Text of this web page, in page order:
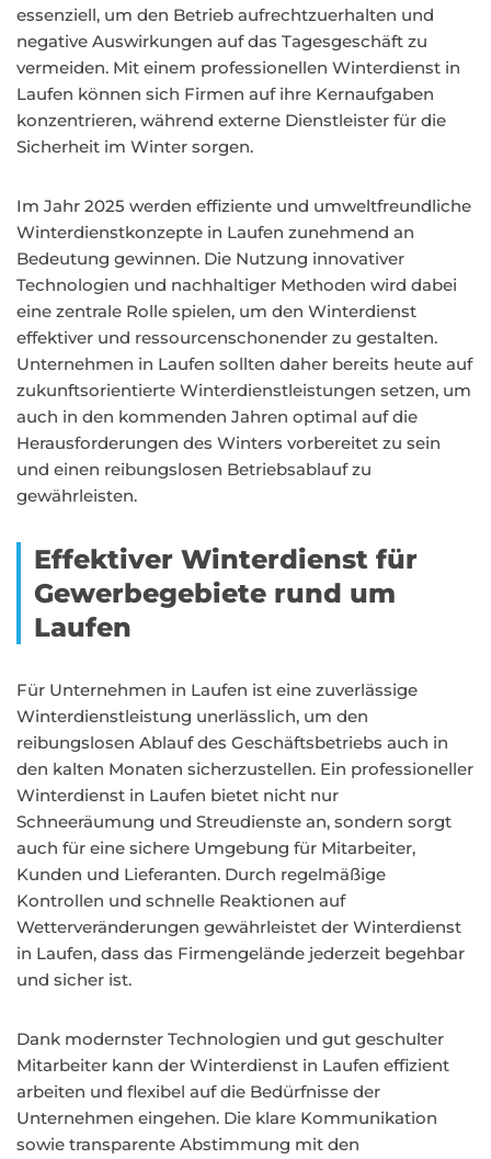
essenziell, um den Betrieb aufrechtzuerhalten und
negative Auswirkungen auf das Tagesgeschäft zu
vermeiden. Mit einem professionellen Winterdienst in
Laufen können sich Firmen auf ihre Kernaufgaben
konzentrieren, während externe Dienstleister für die
Sicherheit im Winter sorgen.
Im Jahr 2025 werden effiziente und umweltfreundliche
Winterdienstkonzepte in Laufen zunehmend an
Bedeutung gewinnen. Die Nutzung innovativer
Technologien und nachhaltiger Methoden wird dabei
eine zentrale Rolle spielen, um den Winterdienst
effektiver und ressourcenschonender zu gestalten.
Unternehmen in Laufen sollten daher bereits heute auf
zukunftsorientierte Winterdienstleistungen setzen, um
auch in den kommenden Jahren optimal auf die
Herausforderungen des Winters vorbereitet zu sein
und einen reibungslosen Betriebsablauf zu
gewährleisten.
Effektiver Winterdienst für
Gewerbegebiete rund um
Laufen
Für Unternehmen in Laufen ist eine zuverlässige
Winterdienstleistung unerlässlich, um den
reibungslosen Ablauf des Geschäftsbetriebs auch in
den kalten Monaten sicherzustellen. Ein professioneller
Winterdienst in Laufen bietet nicht nur
Schneeräumung und Streudienste an, sondern sorgt
auch für eine sichere Umgebung für Mitarbeiter,
Kunden und Lieferanten. Durch regelmäßige
Kontrollen und schnelle Reaktionen auf
Wetterveränderungen gewährleistet der Winterdienst
in Laufen, dass das Firmengelände jederzeit begehbar
und sicher ist.
Dank modernster Technologien und gut geschulter
Mitarbeiter kann der Winterdienst in Laufen effizient
arbeiten und flexibel auf die Bedürfnisse der
Unternehmen eingehen. Die klare Kommunikation
sowie transparente Abstimmung mit den